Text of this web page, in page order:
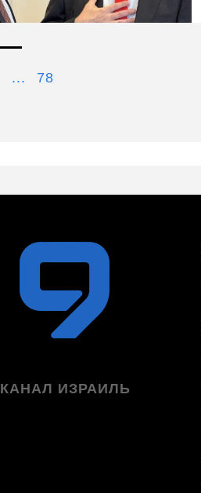
... 78
КАНАЛ ИЗРАИЛЬ